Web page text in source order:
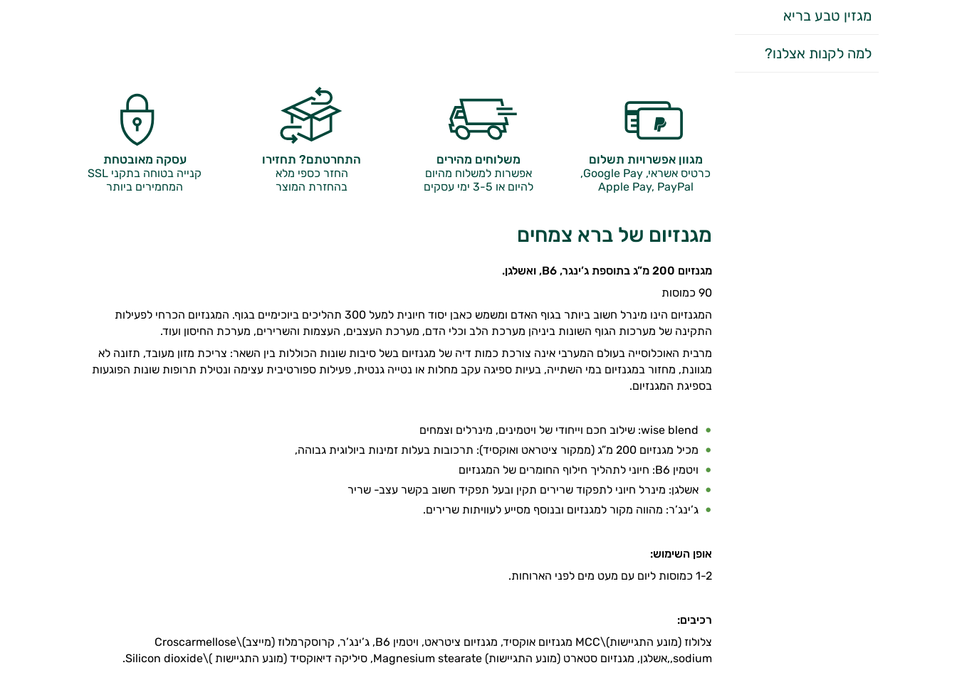
מגזין טבע בריא
למה לקנות אצלנו?
מגוון אפשרויות תשלום
כרטיס אשראי, Google Pay,
Apple Pay, PayPal
משלוחים מהירים
אפשרות למשלוח מהיום
להיום או 3-5 ימי עסקים
התחרטתם? תחזירו
החזר כספי מלא
בהחזרת המוצר
עסקה מאובטחת
קנייה בטוחה בתקני SSL
המחמירים ביותר
מגנזיום של ברא צמחים
מגנזיום 200 מ”ג בתוספת ג’ינגר, B6, ואשלגן.
90 כמוסות
המגנזיום הינו מינרל חשוב ביותר בגוף האדם ומשמש כאבן יסוד חיונית למעל 300 תהליכים ביוכימיים בגוף. המגנזיום הכרחי לפעילות
התקינה של מערכות הגוף השונות ביניהן מערכת הלב וכלי הדם, מערכת העצבים, העצמות והשרירים, מערכת החיסון ועוד.
מרבית האוכלוסייה בעולם המערבי אינה צורכת כמות דיה של מגנזיום בשל סיבות שונות הכוללות בין השאר: צריכת מזון מעובד, תזונה לא
מגוונת, מחזור במגנזיום במי השתייה, בעיות ספיגה עקב מחלות או נטייה גנטית, פעילות ספורטיבית עצימה ונטילת תרופות שונות הפוגעות
בספיגת המגנזיום.
wise blend: שילוב חכם וייחודי של ויטמינים, מינרלים וצמחים
מכיל מגנזיום 200 מ”ג (ממקור ציטראט ואוקסיד): תרכובות בעלות זמינות ביולוגית גבוהה,
ויטמין B6: חיוני לתהליך חילוף החומרים של המגנזיום
אשלגן: מינרל חיוני לתפקוד שרירים תקין ובעל תפקיד חשוב בקשר עצב- שריר
ג’ינג’ר: מהווה מקור למגנזיום ובנוסף מסייע לעוויתות שרירים.
אופן השימוש:
1-2 כמוסות ליום עם מעט מים לפני הארוחות.
רכיבים:
צלולוז (מונע התגיישות)\MCC מגנזיום אוקסיד, מגנזיום ציטראט, ויטמין B6, ג’ינג’ר, קרוסקרמלוז (מייצב)\Croscarmellose
,sodium,אשלגן, מגנזיום סטארט (מונע התגיישות) Magnesium stearate, סיליקה דיאוקסיד (מונע התגיישות )\Silicon dioxide.